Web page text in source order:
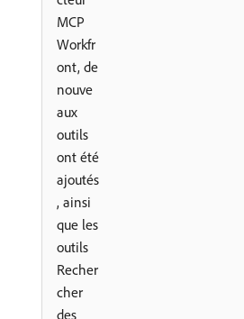
MCP
Workfr
ont, de
nouve
aux
outils
ont été
ajoutés
, ainsi
que les
outils
Recher
cher
des